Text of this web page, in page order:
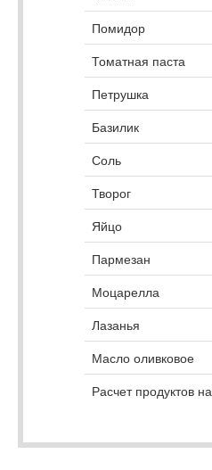
Помидор
Томатная паста
Петрушка
Базилик
Соль
Творог
Яйцо
Пармезан
Моцарелла
Лазанья
Масло оливковое
Расчет продуктов на